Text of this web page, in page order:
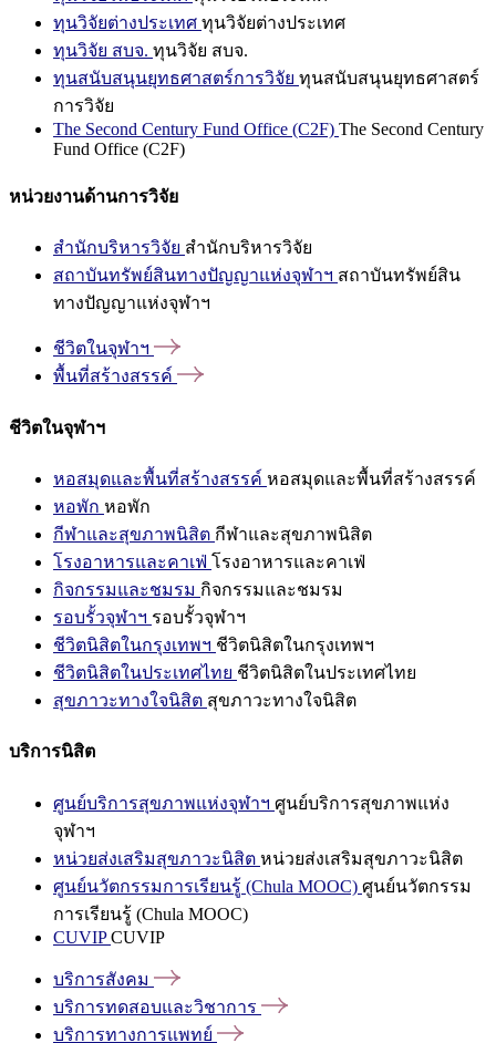
ทุนวิจัยต่างประเทศ ทุนวิจัยต่างประเทศ
ทุนวิจัย สบจ. ทุนวิจัย สบจ.
ทุนสนับสนุนยุทธศาสตร์การวิจัย ทุนสนับสนุนยุทธศาสตร์
การวิจัย
The Second Century Fund Office (C2F) The Second Century
Fund Office (C2F)
หน่วยงานด้านการวิจัย
สำนักบริหารวิจัย สำนักบริหารวิจัย
สถาบันทรัพย์สินทางปัญญาแห่งจุฬาฯ สถาบันทรัพย์สิน
ทางปัญญาแห่งจุฬาฯ
ชีวิตในจุฬาฯ
พื้นที่สร้างสรรค์
ชีวิตในจุฬาฯ
หอสมุดและพื้นที่สร้างสรรค์ หอสมุดและพื้นที่สร้างสรรค์
หอพัก หอพัก
กีฬาและสุขภาพนิสิต กีฬาและสุขภาพนิสิต
โรงอาหารและคาเฟ่ โรงอาหารและคาเฟ่
กิจกรรมและชมรม กิจกรรมและชมรม
รอบรั้วจุฬาฯ รอบรั้วจุฬาฯ
ชีวิตนิสิตในกรุงเทพฯ ชีวิตนิสิตในกรุงเทพฯ
ชีวิตนิสิตในประเทศไทย ชีวิตนิสิตในประเทศไทย
สุขภาวะทางใจนิสิต สุขภาวะทางใจนิสิต
บริการนิสิต
ศูนย์บริการสุขภาพแห่งจุฬาฯ ศูนย์บริการสุขภาพแห่ง
จุฬาฯ
หน่วยส่งเสริมสุขภาวะนิสิต หน่วยส่งเสริมสุขภาวะนิสิต
ศูนย์นวัตกรรมการเรียนรู้ (Chula MOOC) ศูนย์นวัตกรรม
การเรียนรู้ (Chula MOOC)
CUVIPCUVIP
บริการสังคม
บริการทดสอบและวิชาการ
บริการทางการแพทย์